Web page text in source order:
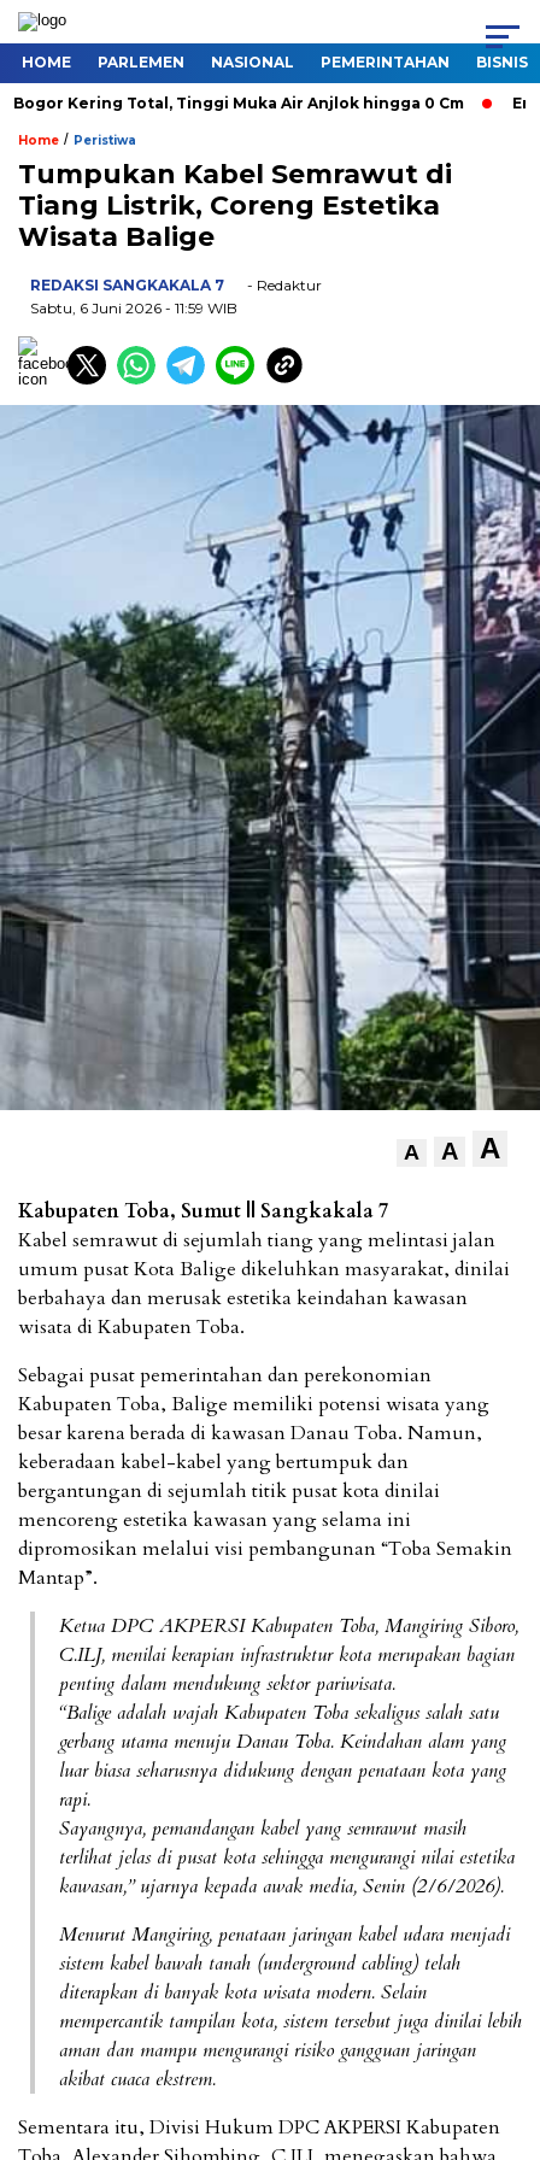
HOME PARLEMEN NASIONAL PEMERINTAHAN BISNIS
Kering Total, Tinggi Muka Air Anjlok hingga 0 Cm
Home / Peristiwa
Tumpukan Kabel Semrawut di
Tiang Listrik, Coreng Estetika
Wisata Balige
REDAKSI SANGKAKALA 7
- Redaktur
Sabtu, 6 Juni 2026 - 11:59 WIB
A A A
Kabupaten Toba, Sumut || Sangkakala 7
Kabel semrawut di sejumlah tiang yang melintasi jalan
umum pusat Kota Balige dikeluhkan masyarakat, dinilai
berbahaya dan merusak estetika keindahan kawasan
wisata di Kabupaten Toba.
Sebagai pusat pemerintahan dan perekonomian
Kabupaten Toba, Balige memiliki potensi wisata yang
besar karena berada di kawasan Danau Toba. Namun,
keberadaan kabel-kabel yang bertumpuk dan
bergantungan di sejumlah titik pusat kota dinilai
mencoreng estetika kawasan yang selama ini
dipromosikan melalui visi pembangunan “Toba Semakin
Mantap”.
Ketua DPC AKPERSI Kabupaten Toba, Mangiring Siboro,
C.ILJ, menilai kerapian infrastruktur kota merupakan bagian
penting dalam mendukung sektor pariwisata.
“Balige adalah wajah Kabupaten Toba sekaligus salah satu
gerbang utama menuju Danau Toba. Keindahan alam yang
luar biasa seharusnya didukung dengan penataan kota yang
rapi.
Sayangnya, pemandangan kabel yang semrawut masih
terlihat jelas di pusat kota sehingga mengurangi nilai estetika
kawasan,” ujarnya kepada awak media, Senin (2/6/2026).
Menurut Mangiring, penataan jaringan kabel udara menjadi
sistem kabel bawah tanah (underground cabling) telah
diterapkan di banyak kota wisata modern. Selain
mempercantik tampilan kota, sistem tersebut juga dinilai lebih
aman dan mampu mengurangi risiko gangguan jaringan
akibat cuaca ekstrem.
Sementara itu, Divisi Hukum DPC AKPERSI Kabupaten